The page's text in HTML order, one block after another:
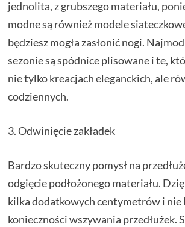
jednolita, z grubszego materiału,
modne są również modele
będziesz mogła zasłonić nogi.
sezonie są spódnice plisowane i te,
nie tylko kreacjach eleganckich, ale
codziennych.
3. Odwinięcie zakładek
Bardzo skuteczny pomysł na
odgięcie podłożonego materiału.
kilka dodatkowych centymetrów i nie
konieczności wszywania przedłużek.